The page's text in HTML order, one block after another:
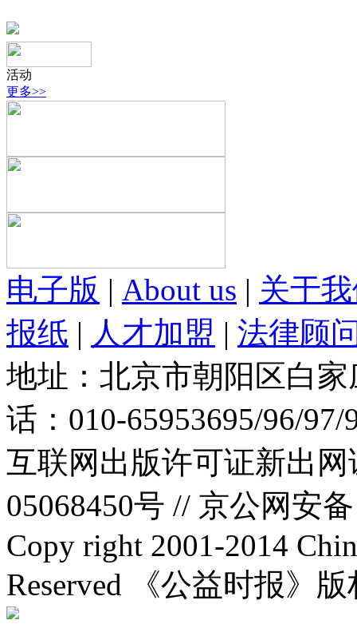
活动
更多>>
电子版 | About us | 关于
报纸 | 人才加盟 | 法律顾
地址：北京市朝阳区白
话：010-65953695/96/
互联网出版许可证新出
05068450号 // 京公网安
Copy right 2001-2014
Reserved 《公益时报》